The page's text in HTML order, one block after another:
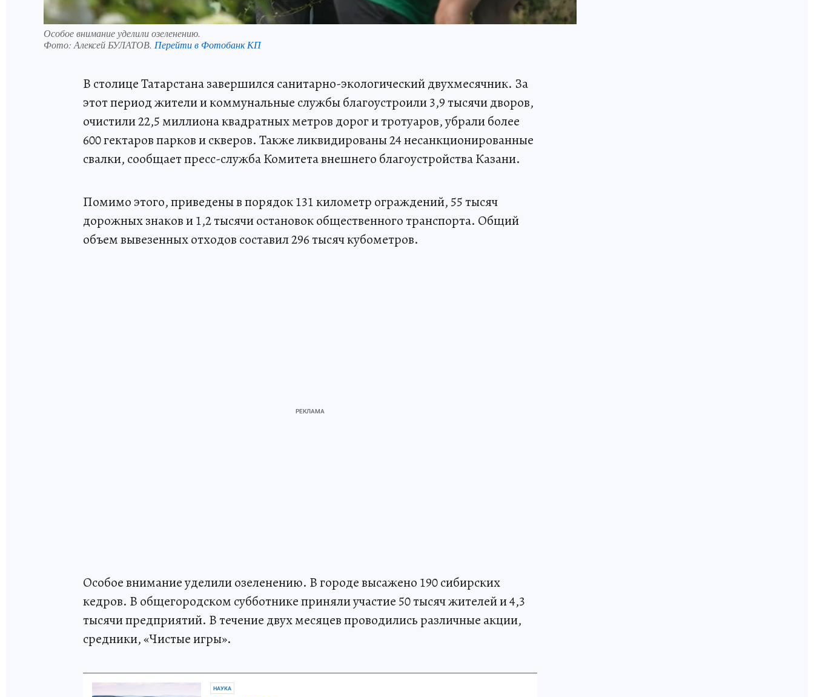
Особое внимание уделили озеленению.
Фото:Алексей БУЛАТОВ. Перейти в Фотобанк КП
В столице Татарстана завершился санитарно-экологический двухмесячник. За
этот период жители и коммунальные службы благоустроили 3,9 тысячи дворов,
очистили 22,5 миллиона квадратных метров дорог и тротуаров, убрали более
600 гектаров парков и скверов. Также ликвидированы 24 несанкционированные
свалки, сообщает пресс-служба Комитета внешнего благоустройства Казани.
Помимо этого, приведены в порядок 131 километр ограждений, 55 тысяч
дорожных знаков и 1,2 тысячи остановок общественного транспорта. Общий
объем вывезенных отходов составил 296 тысяч кубометров.
Особое внимание уделили озеленению. В городе высажено 190 сибирских
кедров. В общегородском субботнике приняли участие 50 тысяч жителей и 4,3
тысячи предприятий. В течение двух месяцев проводились различные акции,
средники, «Чистые игры».
НАУКА